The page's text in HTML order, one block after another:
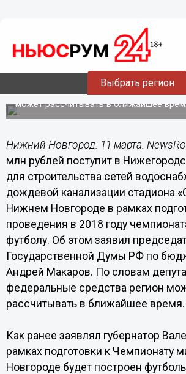
Выбрать регион
Нижегородскую область для
строительства сетей
дождевой канализации
«Стрелка», - Андрей
По словам депутата, на федеральные
может рассчитывать в ближайшее
Нижний Новгород. 11 марта.
млн рублей поступит в
для строительства сетей
дождевой канализации стадиона
Нижнем Новгороде в рамках
проведения в 2018 году
футболу. Об этом заявил
Государственной Думы РФ по
Андрей Макаров. По словам
федеральные средства регион
рассчитывать в ближайшее время.
Как ранее заявлял губернатор
рамках подготовки к Чемпионату
Новгороде будет построен